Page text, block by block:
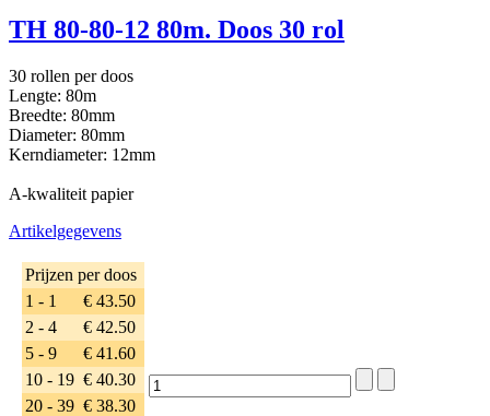
TH 80-80-12 80m. Doos 30 rol
30 rollen per doos
Lengte: 80m
Breedte: 80mm
Diameter: 80mm
Kerndiameter: 12mm
A-kwaliteit papier
Artikelgegevens
Prijzen per doos
1 - 1
€ 43.50
2 - 4
€ 42.50
5 - 9
€ 41.60
10 - 19 € 40.30
20 - 39 € 38.30